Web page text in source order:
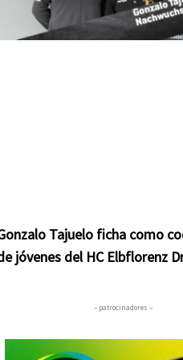
Tajuelo ficha como
jóvenes del HC Elbflorenz
– patrocinadores –